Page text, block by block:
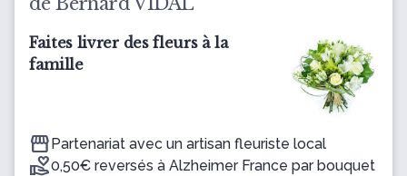
Faites livrer des fleurs à la
famille
Partenariat avec un artisan fleuriste local
0,50€ reversés à Alzheimer France par bouquet